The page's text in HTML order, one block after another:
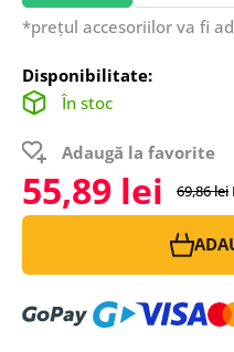
*prețul accesoriilor va fi
Disponibilitate:
În stoc
Adaugă la favorite
55,89 lei 69,86 lei